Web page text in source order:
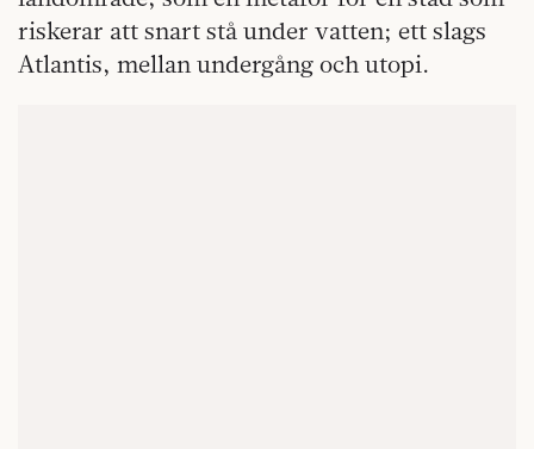
riskerar att snart stå under vatten; ett slags
Atlantis, mellan undergång och utopi.